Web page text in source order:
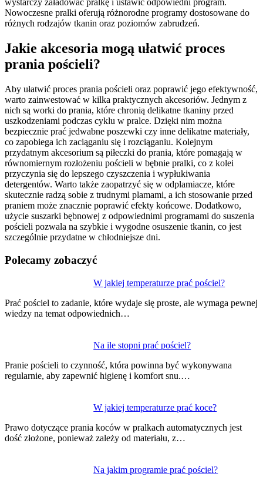
wystarczy załadować pralkę i ustawić odpowiedni program.
Nowoczesne pralki oferują różnorodne programy dostosowane do
różnych rodzajów tkanin oraz poziomów zabrudzeń.
Jakie akcesoria mogą ułatwić proces
prania pościeli?
Aby ułatwić proces prania pościeli oraz poprawić jego efektywność,
warto zainwestować w kilka praktycznych akcesoriów. Jednym z
nich są worki do prania, które chronią delikatne tkaniny przed
uszkodzeniami podczas cyklu w pralce. Dzięki nim można
bezpiecznie prać jedwabne poszewki czy inne delikatne materiały,
co zapobiega ich zaciąganiu się i rozciąganiu. Kolejnym
przydatnym akcesorium są piłeczki do prania, które pomagają w
równomiernym rozłożeniu pościeli w bębnie pralki, co z kolei
przyczynia się do lepszego czyszczenia i wypłukiwania
detergentów. Warto także zaopatrzyć się w odplamiacze, które
skutecznie radzą sobie z trudnymi plamami, a ich stosowanie przed
praniem może znacznie poprawić efekty końcowe. Dodatkowo,
użycie suszarki bębnowej z odpowiednimi programami do suszenia
pościeli pozwala na szybkie i wygodne osuszenie tkanin, co jest
szczególnie przydatne w chłodniejsze dni.
Polecamy zobaczyć
W jakiej temperaturze prać pościel?
Prać pościel to zadanie, które wydaje się proste, ale wymaga pewnej
wiedzy na temat odpowiednich…
Na ile stopni prać pościel?
Pranie pościeli to czynność, która powinna być wykonywana
regularnie, aby zapewnić higienę i komfort snu.…
W jakiej temperaturze prać koce?
Prawo dotyczące prania koców w pralkach automatycznych jest
dość złożone, ponieważ zależy od materiału, z…
Na jakim programie prać pościel?
wpisu